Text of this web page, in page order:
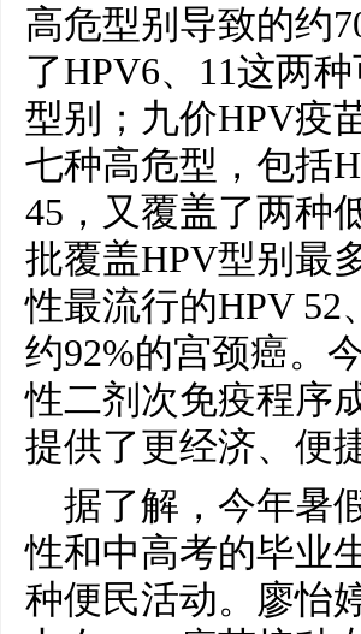
高危型别导致的约
了HPV6、11这两
型别；九价HPV疫
七种高危型，包括
45，又覆盖了两种
批覆盖HPV型别最
性最流行的HPV
约92%的宫颈癌。
性二剂次免疫程序
提供了更经济、便
据了解，今年暑
性和中高考的毕业
种便民活动。廖怡